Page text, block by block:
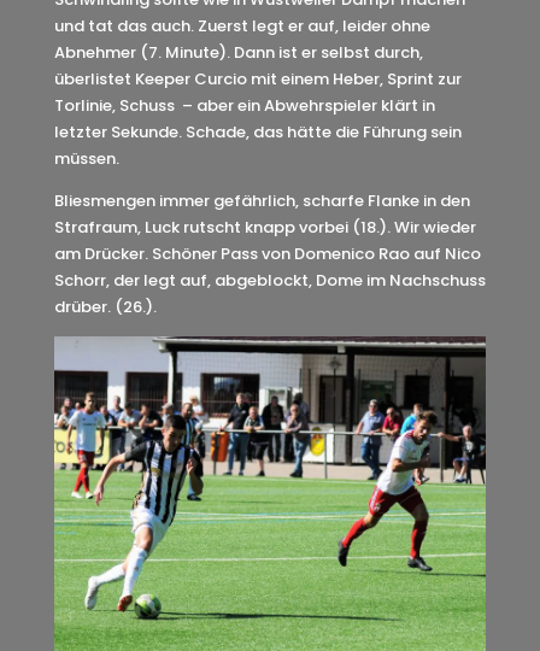
und tat das auch. Zuerst legt er auf, leider ohne
Abnehmer (7. Minute). Dann ist er selbst durch,
überlistet Keeper Curcio mit einem Heber, Sprint zur
Torlinie, Schuss – aber ein Abwehrspieler klärt in
letzter Sekunde. Schade, das hätte die Führung sein
müssen.
Bliesmengen immer gefährlich, scharfe Flanke in den
Strafraum, Luck rutscht knapp vorbei (18.). Wir wieder
am Drücker. Schöner Pass von Domenico Rao auf Nico
Schorr, der legt auf, abgeblockt, Dome im Nachschuss
drüber. (26.).